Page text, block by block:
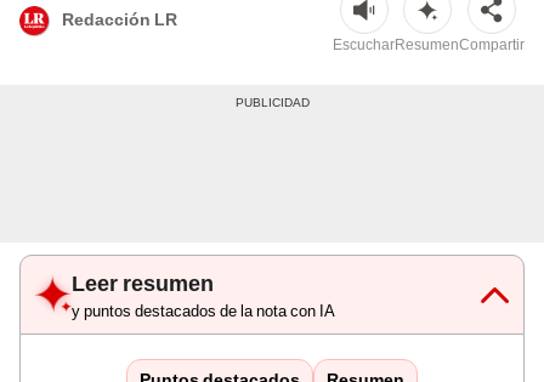
Redacción LR
EscucharResumenCompartir
Leer resumen
y puntos destacados de la nota con IA